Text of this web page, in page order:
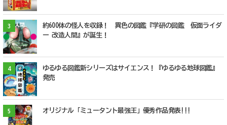
3
約600体の怪人を収録！ 異色の図鑑『学研の図鑑 仮面ライダ
ー 改造人間』が誕生！
4
ゆるゆる図鑑新シリーズはサイエンス！『ゆるゆる地球図鑑』
発売
5 オリジナル「ミュータント最強王」優秀作品発表!!!